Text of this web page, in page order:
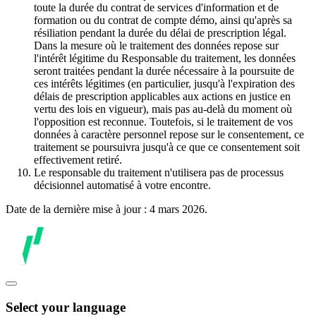
toute la durée du contrat de services d'information et de
formation ou du contrat de compte démo, ainsi qu'après sa
résiliation pendant la durée du délai de prescription légal.
Dans la mesure où le traitement des données repose sur
l'intérêt légitime du Responsable du traitement, les données
seront traitées pendant la durée nécessaire à la poursuite de
ces intérêts légitimes (en particulier, jusqu'à l'expiration des
délais de prescription applicables aux actions en justice en
vertu des lois en vigueur), mais pas au-delà du moment où
l'opposition est reconnue. Toutefois, si le traitement de vos
données à caractère personnel repose sur le consentement, ce
traitement se poursuivra jusqu'à ce que ce consentement soit
effectivement retiré.
Le responsable du traitement n'utilisera pas de processus
décisionnel automatisé à votre encontre.
Date de la dernière mise à jour : 4 mars 2026.
Select your language